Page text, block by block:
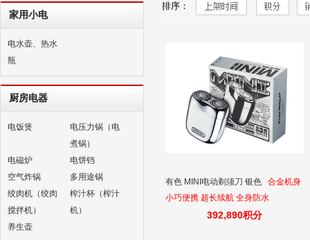
家用小电
电水壶、热水
瓶
厨房电器
电饭煲
电压力锅（电
煮锅）
电磁炉
电饼铛
空气炸锅
多用途锅
绞肉机（绞肉
搅拌机）
榨汁杯（榨汁
机）
养生壶
排序：
有色 MINI电动剃须刀 银色
合金机身
小巧便携 超长续航 全身防水
392,890积分